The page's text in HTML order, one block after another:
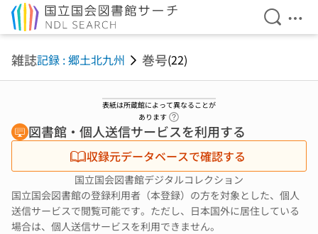
検索を
メ
雑誌記録 : 郷土北九州 巻号(22)
表紙は所蔵館によって異なることが
あります
図書館・個人送信サービスを利用する
収録元データベースで確認する
国立国会図書館デジタルコレクション
国立国会図書館の登録利用者（本登録）の方を対象とした、個人
送信サービスで閲覧可能です。ただし、日本国外に居住している
場合は、個人送信サービスを利用できません。